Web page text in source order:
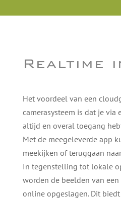
Realtime
Het voordeel van een
camerasysteem is dat je
altijd en overal toegang
Met de meegeleverde app
meekijken of teruggaan
In tegenstelling tot lokale
worden de beelden van
online opgeslagen. Dit